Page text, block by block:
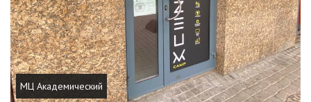
МЦ Академический